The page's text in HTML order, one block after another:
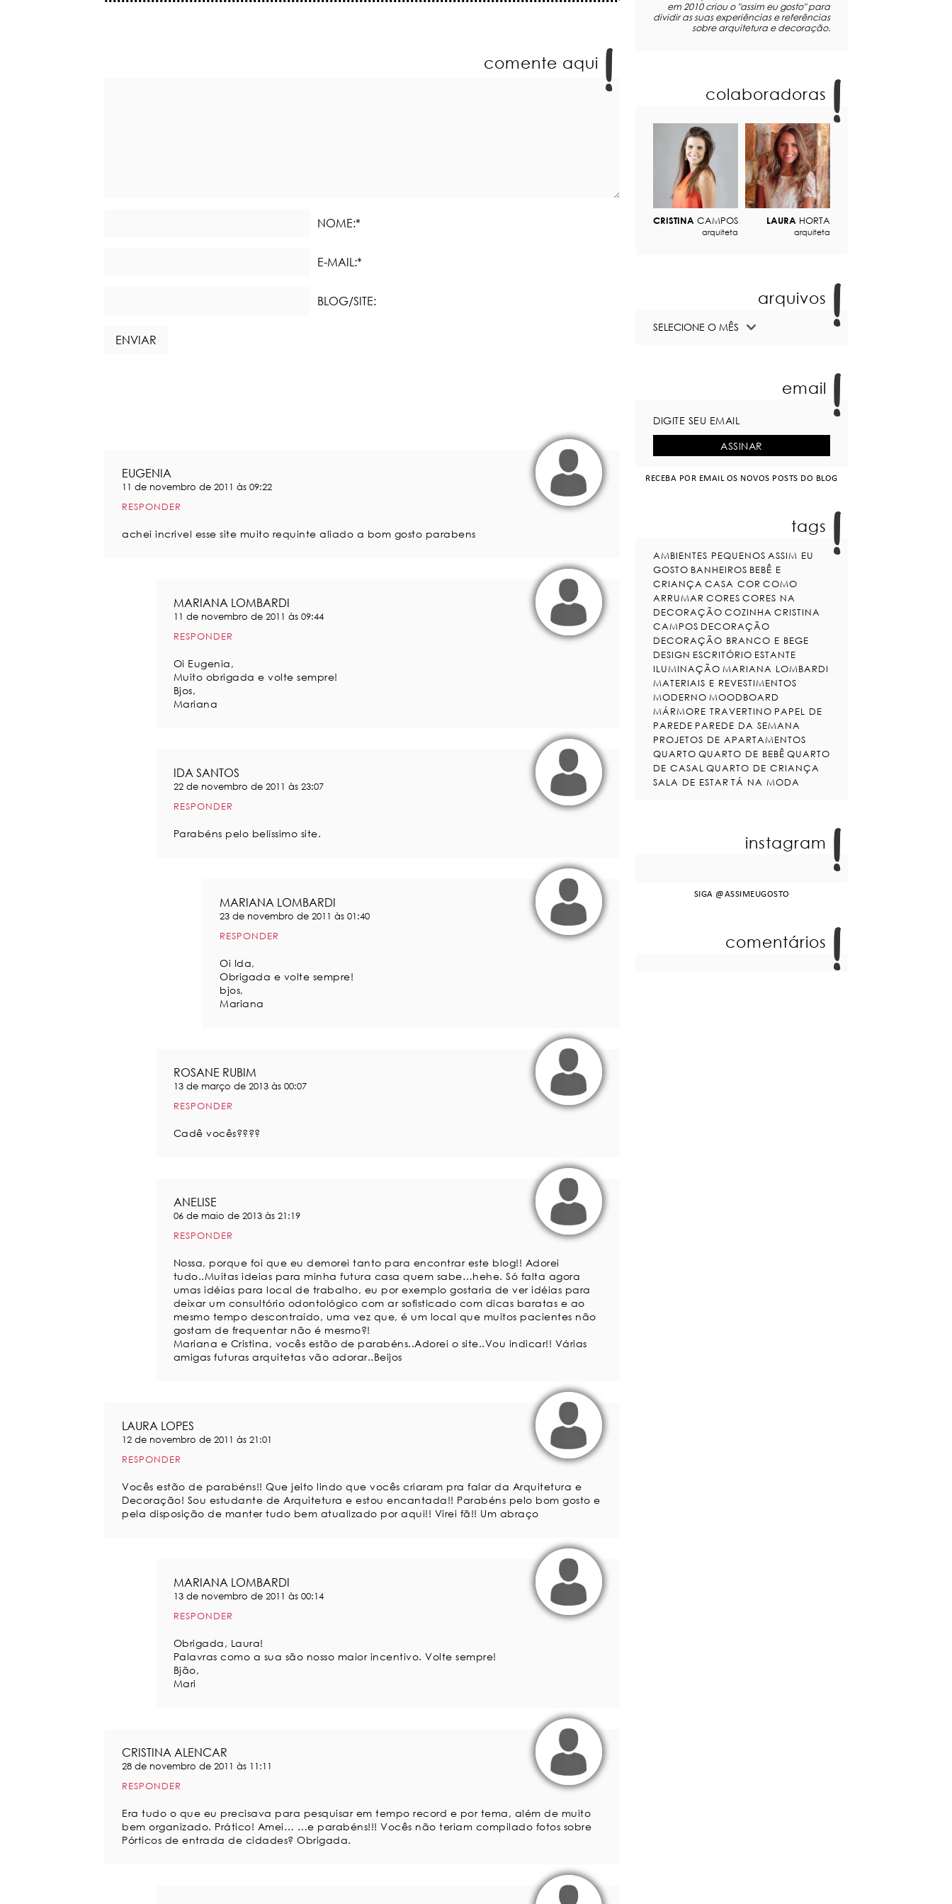
comente aqui
NOME:*
E-MAIL:*
BLOG/SITE:
EUGENIA
11 de novembro de 2011 às 09:22
RESPONDER
achei incrivel esse site muito requinte aliado a bom gosto parabens
MARIANA LOMBARDI
11 de novembro de 2011 às 09:44
RESPONDER
Oi Eugenia,
Muito obrigada e volte sempre!
Bjos,
Mariana
IDA SANTOS
22 de novembro de 2011 às 23:07
RESPONDER
Parabéns pelo belíssimo site.
MARIANA LOMBARDI
23 de novembro de 2011 às 01:40
RESPONDER
Oi Ida,
Obrigada e volte sempre!
bjos,
Mariana
ROSANE RUBIM
13 de março de 2013 às 00:07
RESPONDER
Cadê vocês????
ANELISE
06 de maio de 2013 às 21:19
RESPONDER
Nossa, porque foi que eu demorei tanto para encontrar este blog!! Adorei
tudo..Muitas ideias para minha futura casa quem sabe…hehe. Só falta agora
umas idéias para local de trabalho, eu por exemplo gostaria de ver idéias para
deixar um consultório odontológico com ar sofisticado com dicas baratas e ao
mesmo tempo descontraído, uma vez que, é um local que muitos pacientes não
gostam de frequentar não é mesmo?!
Mariana e Cristina, vocês estão de parabéns..Adorei o site..Vou indicar!! Várias
amigas futuras arquitetas vão adorar..Beijos
LAURA LOPES
12 de novembro de 2011 às 21:01
RESPONDER
Vocês estão de parabéns!! Que jeito lindo que vocês criaram pra falar da Arquitetura e
Decoração! Sou estudante de Arquitetura e estou encantada!! Parabéns pelo bom gosto e
pela disposição de manter tudo bem atualizado por aqui!! Virei fã!! Um abraço
MARIANA LOMBARDI
13 de novembro de 2011 às 00:14
RESPONDER
Obrigada, Laura!
Palavras como a sua são nosso maior incentivo. Volte sempre!
Bjão,
Mari
CRISTINA ALENCAR
28 de novembro de 2011 às 11:11
RESPONDER
Era tudo o que eu precisava para pesquisar em tempo record e por tema, além de muito
bem organizado. Prático! Amei… …e parabéns!!! Vocês não teriam compilado fotos sobre
Pórticos de entrada de cidades? Obrigada.
em 2010 criou o "assim eu gosto" para
dividir as suas experiências e referências
sobre arquitetura e decoração.
colaboradoras
CRISTINA CAMPOS
arquiteta
LAURA HORTA
arquiteta
arquivos
email
RECEBA POR EMAIL OS NOVOS POSTS DO BLOG
tags
AMBIENTES PEQUENOS ASSIM EU
GOSTO BANHEIROS BEBÊ E
CRIANÇA CASA COR COMO
ARRUMAR CORES CORES NA
DECORAÇÃO COZINHA CRISTINA
CAMPOS DECORAÇÃO
DECORAÇÃO BRANCO E BEGE
DESIGN ESCRITÓRIO ESTANTE
ILUMINAÇÃO MARIANA LOMBARDI
MATERIAIS E REVESTIMENTOS
MODERNO MOODBOARD
MÁRMORE TRAVERTINO PAPEL DE
PAREDE PAREDE DA SEMANA
PROJETOS DE APARTAMENTOS
QUARTO QUARTO DE BEBÊ QUARTO
DE CASAL QUARTO DE CRIANÇA
SALA DE ESTAR TÁ NA MODA
instagram
SIGA @ASSIMEUGOSTO
comentários